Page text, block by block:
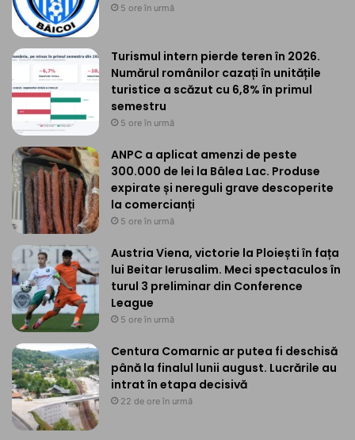
5 ore în urmă
Turismul intern pierde teren în 2026.
Numărul românilor cazați în unitățile
turistice a scăzut cu 6,8% în primul
semestru
5 ore în urmă
ANPC a aplicat amenzi de peste
300.000 de lei la Bâlea Lac. Produse
expirate și nereguli grave descoperite
la comercianți
5 ore în urmă
Austria Viena, victorie la Ploiești în fața
lui Beitar Ierusalim. Meci spectaculos în
turul 3 preliminar din Conference
League
5 ore în urmă
Centura Comarnic ar putea fi deschisă
până la finalul lunii august. Lucrările au
intrat în etapa decisivă
22 de ore în urmă